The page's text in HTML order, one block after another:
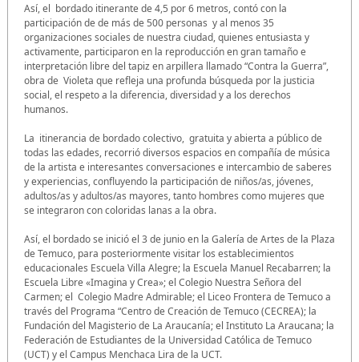
Así, el bordado itinerante de 4,5 por 6 metros, contó con la
participación de de más de 500 personas y al menos 35
organizaciones sociales de nuestra ciudad, quienes entusiasta y
activamente, participaron en la reproducción en gran tamaño e
interpretación libre del tapiz en arpillera llamado “Contra la Guerra”,
obra de Violeta que refleja una profunda búsqueda por la justicia
social, el respeto a la diferencia, diversidad y a los derechos
humanos.
La itinerancia de bordado colectivo, gratuita y abierta a público de
todas las edades, recorrió diversos espacios en compañía de música
de la artista e interesantes conversaciones e intercambio de saberes
y experiencias, confluyendo la participación de niños/as, jóvenes,
adultos/as y adultos/as mayores, tanto hombres como mujeres que
se integraron con coloridas lanas a la obra.
Así, el bordado se inició el 3 de junio en la Galería de Artes de la Plaza
de Temuco, para posteriormente visitar los establecimientos
educacionales Escuela Villa Alegre; la Escuela Manuel Recabarren; la
Escuela Libre «Imagina y Crea»; el Colegio Nuestra Señora del
Carmen; el Colegio Madre Admirable; el Liceo Frontera de Temuco a
través del Programa “Centro de Creación de Temuco (CECREA); la
Fundación del Magisterio de La Araucanía; el Instituto La Araucana; la
Federación de Estudiantes de la Universidad Católica de Temuco
(UCT) y el Campus Menchaca Lira de la UCT.